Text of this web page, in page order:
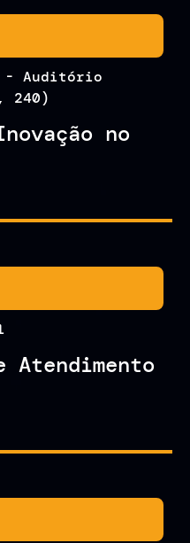
- Auditório
240)
no
Atendimento